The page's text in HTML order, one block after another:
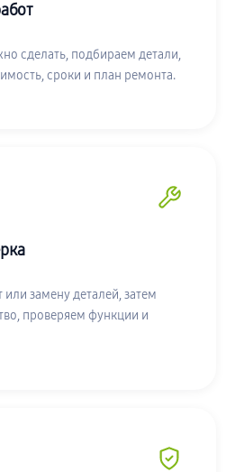
сделать, подбираем детали,
сроки и план ремонта.
замену деталей, затем
проверяем функции и